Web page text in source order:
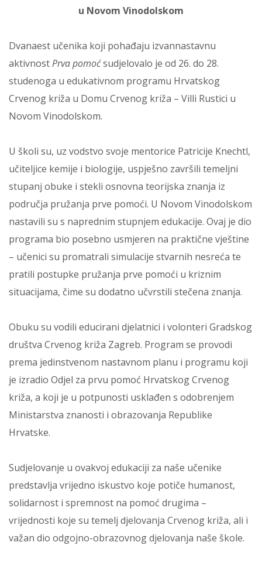
u Novom Vinodolskom
Dvanaest učenika koji pohađaju izvannastavnu
aktivnostPrva pomoćsudjelovalo je od 26. do 28.
studenoga u edukativnom programu Hrvatskog
Crvenog križa u Domu Crvenog križa – Villi Rustici u
Novom Vinodolskom.
U školi su, uz vodstvo svoje mentorice Patricije Knechtl,
učiteljice kemije i biologije, uspješno završili temeljni
stupanj obuke i stekli osnovna teorijska znanja iz
područja pružanja prve pomoći. U Novom Vinodolskom
nastavili su s naprednim stupnjem edukacije. Ovaj je dio
programa bio posebno usmjeren na praktične vještine
– učenici su promatrali simulacije stvarnih nesreća te
pratili postupke pružanja prve pomoći u kriznim
situacijama, čime su dodatno učvrstili stečena znanja.
Obuku su vodili educirani djelatnici i volonteri Gradskog
društva Crvenog križa Zagreb. Program se provodi
prema jedinstvenom nastavnom planu i programu koji
je izradio Odjel za prvu pomoć Hrvatskog Crvenog
križa, a koji je u potpunosti usklađen s odobrenjem
Ministarstva znanosti i obrazovanja Republike
Hrvatske.
Sudjelovanje u ovakvoj edukaciji za naše učenike
predstavlja vrijedno iskustvo koje potiče humanost,
solidarnost i spremnost na pomoć drugima –
vrijednosti koje su temelj djelovanja Crvenog križa, ali i
važan dio odgojno-obrazovnog djelovanja naše škole.